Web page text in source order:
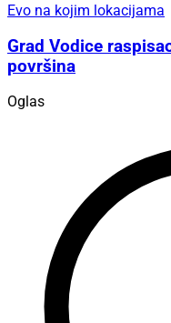
Evo na kojim lokacijama
Grad Vodice
površina
Oglas